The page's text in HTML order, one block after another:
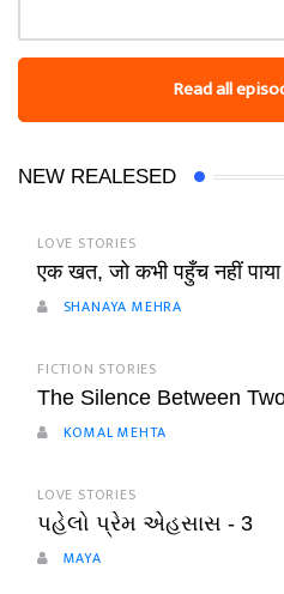
Read all
NEW REALESED
LOVE STORIES
एक खत, जो कभी पहुँच नहीं
SHANAYA MEHRA
FICTION STORIES
The Silence Between
KOMAL MEHTA
LOVE STORIES
પહેલો પ્રેમ એહસાસ - 3
MAYA